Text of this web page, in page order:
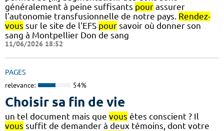
généralement à peine suffisants pour assurer
l’autonomie transfusionnelle de notre pays. Rendez-
vous sur le site de l'EFS pour savoir où donner son
sang à Montpellier Don de sang
11/06/2026 18:52
PAGES
relevance: 54%
Choisir sa fin de vie
un tel document mais que vous êtes conscient ? Il
vous suffit de demander à deux témoins, dont votre